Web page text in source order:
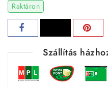
Raktáron
Szállítás